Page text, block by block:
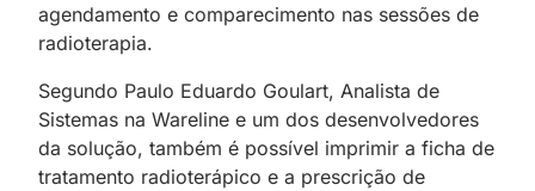
agendamento e comparecimento nas sessões de
radioterapia.
Segundo Paulo Eduardo Goulart, Analista de
Sistemas na Wareline e um dos desenvolvedores
da solução, também é possível imprimir a ficha de
tratamento radioterápico e a prescrição de